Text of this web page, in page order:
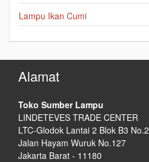
Lampu Ikan Cumi
Alamat
Toko Sumber Lampu
LINDETEVES TRADE CENTER
LTC-Glodok Lantai 2 Blok B3 No.2
Jalan Hayam Wuruk No.127
Jakarta Barat - 11180